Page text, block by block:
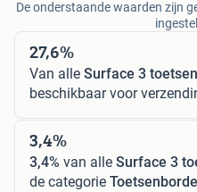
De onderstaande waarden zijn
27,6%
Van alle Surface 3
beschikbaar voor
3,4%
3,4% van alle Surface 3
de categorie